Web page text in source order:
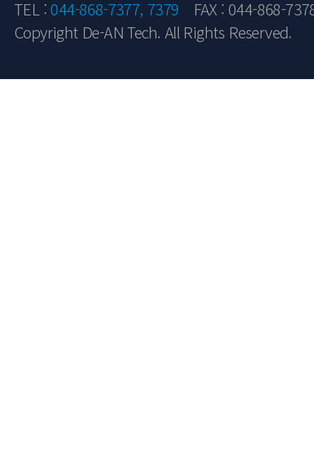
TEL :044-868-7377, 7379
FAX : 044-868-
Copyright De-AN Tech. All Rights Reserved.